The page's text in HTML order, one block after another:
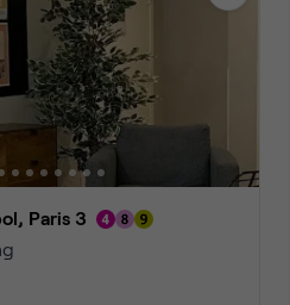
Paris 3